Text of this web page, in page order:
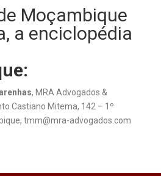
, MRA Advogados &
Castiano Mitema, 142 – 1º
tmm@mra-advogados.com